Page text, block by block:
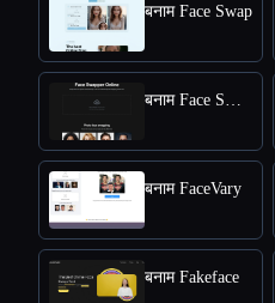
बनाम Face Swap
बनाम Face Swapper
बनाम FaceVary
बनाम Fakeface